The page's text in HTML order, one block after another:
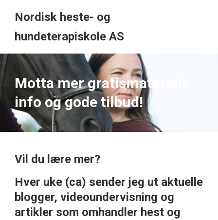
Nordisk heste- og
hundeterapiskole AS
Motta mer gratismateriale,
info og gode tilbud!
Vil du lære mer?
Hver uke (ca) sender jeg ut aktuelle
blogger, videoundervisning og
artikler som omhandler hest og